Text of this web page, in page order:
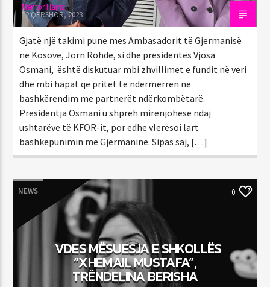
Mentor Hajrizi
12 QERSHOR, 2023
Gjatë një takimi pune mes Ambasadorit të Gjermanisë
në Kosovë, Jorn Rohde, si dhe presidentes Vjosa
Osmani, është diskutuar mbi zhvillimet e fundit në veri
dhe mbi hapat që pritet të ndërmerren në
bashkërendim me partnerët ndërkombëtarë.
Presidentja Osmani u shpreh mirënjohëse ndaj
ushtarëve të KFOR-it, por edhe vlerësoi lart
bashkëpunimin me Gjermaninë. Sipas saj, […]
NEWS 0
VDES MËSUESJA E SHKOLLËS
“XHEMAIL MUSTAFA”,
TRËNDELINA BERISHA